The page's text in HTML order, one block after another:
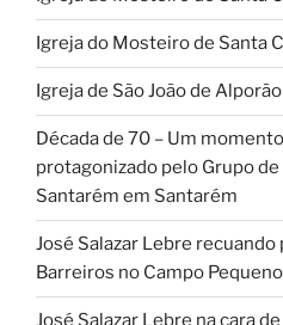
Igreja do Mosteiro de Santa
Igreja de São João de
Década de 70 – Um
protagonizado pelo Grupo
Santarém em Santarém
José Salazar Lebre
Barreiros no Campo Pequeno
José Salazar Lebre na cara